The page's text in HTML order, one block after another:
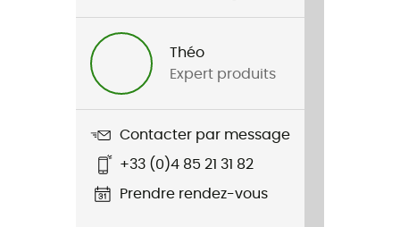
Nom du produit
Ruth Midlayer Print
Théo
Expert produits
Contacter par message
+33 (0)4 85 21 31 82
Prendre rendez-vous